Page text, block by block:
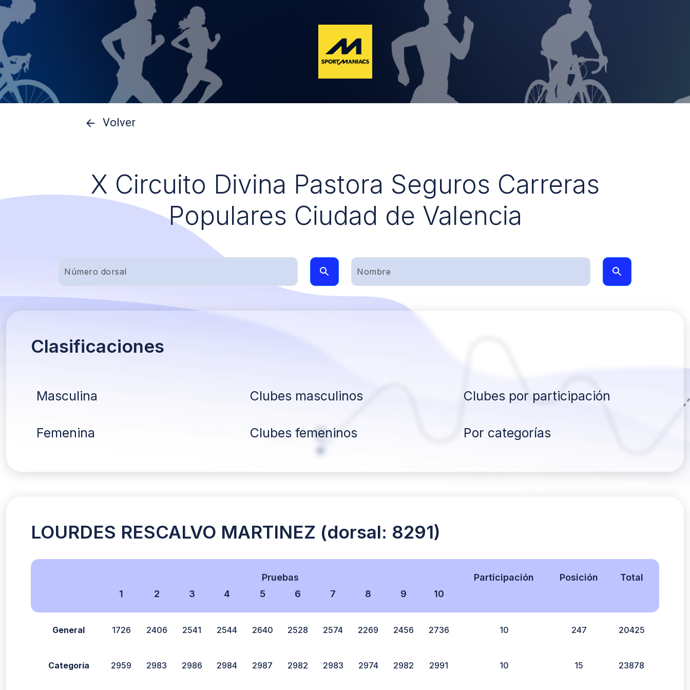
Volver
X Circuito Divina Pastora Seguros Carreras
Populares Ciudad de Valencia
Clasificaciones
Masculina Clubes masculinos Clubes por participación
Femenina Clubes femeninos Por categorías
LOURDES RESCALVO MARTINEZ (dorsal: 8291)
Pruebas
1
2 3 4 5 6 7 8 9 10
Participación Posición Total
General 1726 2406 2541 2544 2640 2528 2574 2269 2456 2736 10 247 20425
Categoría 2959 2983 2986 2984 2987 2982 2983 2974 2982 2991 10 15 23878